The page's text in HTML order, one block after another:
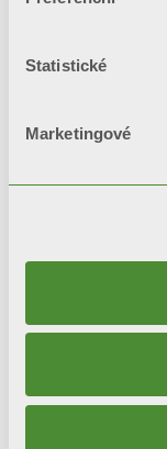
Statistické
Marketingové